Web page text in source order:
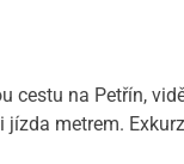
cestu na Petřín,
metrem.